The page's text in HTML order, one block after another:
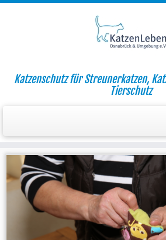
InhaltKatzenschutz für Streunerkatzen,
Tierschutz
Startseite » 2013 » Oktober » 08